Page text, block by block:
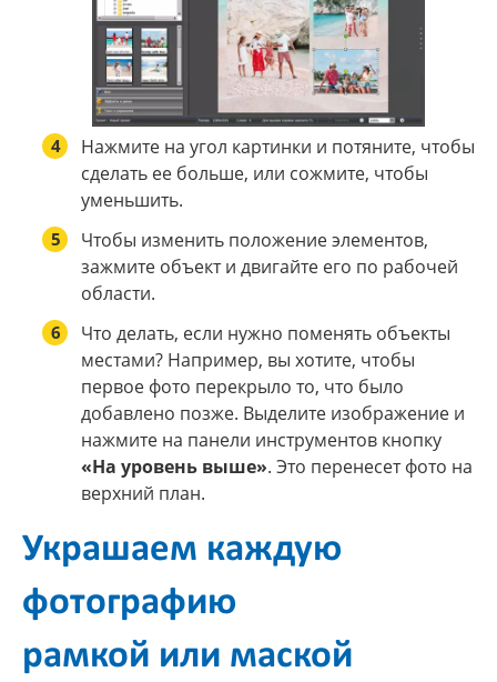
4
Нажмите на угол картинки и потяните, чтобы
сделать ее больше, или сожмите, чтобы
уменьшить.
5
Чтобы изменить положение элементов,
зажмите объект и двигайте его по рабочей
области.
6
Что делать, если нужно поменять объекты
местами? Например, вы хотите, чтобы
первое фото перекрыло то, что было
добавлено позже. Выделите изображение и
нажмите на панели инструментов кнопку
«На уровень выше». Это перенесет фото на
верхний план.
Украшаем каждую
фотографию
рамкой или маской